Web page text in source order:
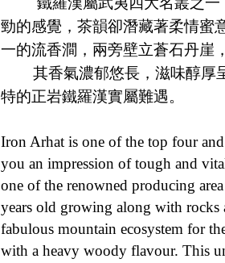
勁的感覺，茶韻卻潛藏著柔情蜜
一的流香澗，兩旁壁立蒼石丹崖
其香氣濃郁悠長，滋味醇厚
特的正岩鐵羅漢實屬難遇。
Iron Arhat is one of the top four
you an impression of tough and
one of the renowned producing
years old growing along with rocks
fabulous mountain ecosystem for
with a heavy woody flavour. This